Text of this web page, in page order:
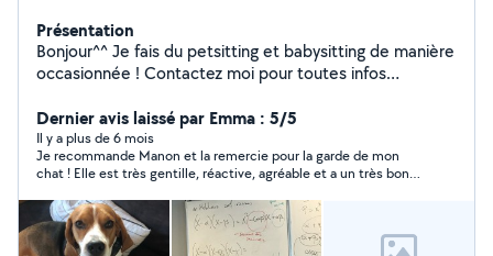
Présentation
Bonjour^^ Je fais du petsitting et babysitting de manière
occasionnée ! Contactez moi pour toutes infos
Dernier avis laissé par Emma : 5/5
Il y a plus de 6 mois
Je recommande Manon et la remercie pour la garde de mon
chat ! Elle est très gentille, réactive, agréable et a un très bon